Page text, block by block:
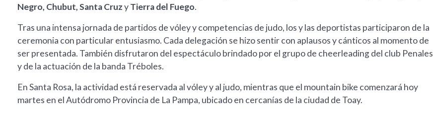
Negro, Chubut, Santa CruzyTierra del Fuego.
Tras una intensa jornada de partidos de vóley y competencias de judo, los y las deportistas participaron de la
ceremonia con particular entusiasmo. Cada delegación se hizo sentir con aplausos y cánticos al momento de
ser presentada. También disfrutaron del espectáculo brindado por el grupo de cheerleading del club Penales
y de la actuación de la banda Tréboles.
En Santa Rosa, la actividad está reservada al vóley y al judo, mientras que el mountain bike comenzará hoy
martes en el Autódromo Provincia de La Pampa, ubicado en cercanías de la ciudad de Toay.